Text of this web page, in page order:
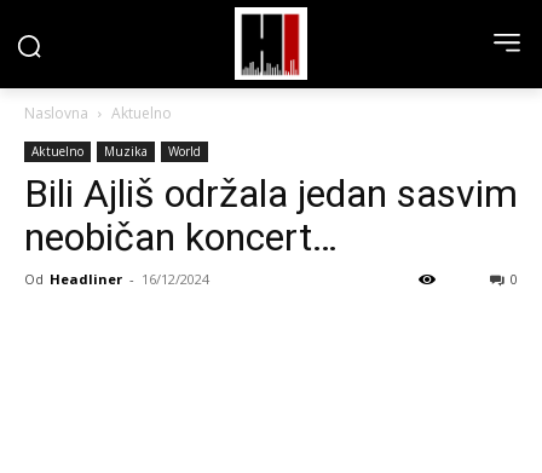
Naslovna Aktuelno
Aktuelno Muzika World
Bili Ajliš održala jedan sasvim
neobičan koncert…
Od Headliner - 16/12/2024 0